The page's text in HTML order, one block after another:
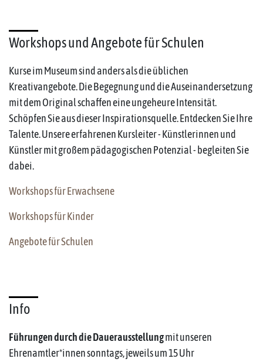
Workshops und Angebote für Schulen
Kurse im Museum sind anders als die üblichen
Kreativangebote. Die Begegnung und die Auseinandersetzung
mit dem Original schaffen eine ungeheure Intensität.
Schöpfen Sie aus dieser Inspirationsquelle. Entdecken Sie Ihre
Talente. Unsere erfahrenen Kursleiter - Künstlerinnen und
Künstler mit großem pädagogischen Potenzial - begleiten Sie
dabei.
Workshops für Erwachsene
Workshops für Kinder
Angebote für Schulen
Info
Führungen durch die Dauerausstellungmit unseren
Ehrenamtler*innen sonntags, jeweils um 15 Uhr